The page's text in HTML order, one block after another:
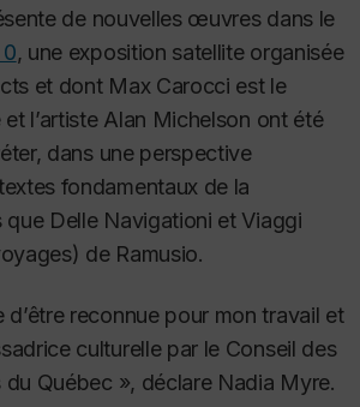
de nouvelles œuvres dans le
, une exposition satellite organisée
et dont Max Carocci est le
et l’artiste Alan Michelson ont été
dans une perspective
fondamentaux de la
que Delle Navigationi et Viaggi
de Ramusio.
d’être reconnue pour mon travail et
culturelle par le Conseil des
Québec », déclare Nadia Myre.